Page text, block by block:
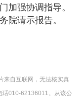
加强协调指导。
院请示报告。
来自互联网，无法核实真
话010-62136011。从该公